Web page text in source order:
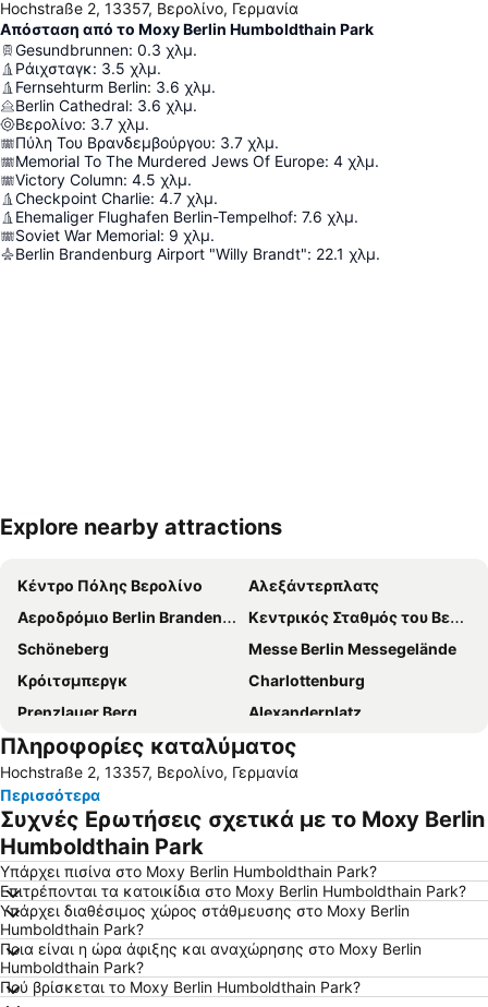
Hochstraße 2, 13357, Βερολίνο, Γερμανία
Απόσταση από το Moxy Berlin Humboldthain Park
Gesundbrunnen: 0.3 χλμ.
Ράιχσταγκ: 3.5 χλμ.
Fernsehturm Berlin: 3.6 χλμ.
Berlin Cathedral: 3.6 χλμ.
Βερολίνο: 3.7 χλμ.
Πύλη Του Βρανδεμβούργου: 3.7 χλμ.
Memorial To The Murdered Jews Of Europe: 4 χλμ.
Victory Column: 4.5 χλμ.
Checkpoint Charlie: 4.7 χλμ.
Ehemaliger Flughafen Berlin-Tempelhof: 7.6 χλμ.
Soviet War Memorial: 9 χλμ.
Berlin Brandenburg Airport "Willy Brandt": 22.1 χλμ.
Ανάπτυξη χάρτη
Explore nearby attractions
Κέντρο Πόλης Βερολίνο
Αλεξάντερπλατς
Αεροδρόμιο Berlin Brandenburg
Κεντρικός Σταθμός του Βερολίνου
Schöneberg
Messe Berlin Messegelände
Κρόιτσμπεργκ
Charlottenburg
Prenzlauer Berg
Alexanderplatz
Neukölln
Uber Arena
ILA - International Aerospace Exhibition Berlin-Brandenburg
Zωολογικός Κήπος- Eνυδρείο του Βερολίνου
Friedrichshain
Lichtenberg
ITB - Berlin
Κουρφούρστενταμ
Ολυμπιακό στάδιο του Βερολίνου
Alexanderplatz Metro Station
Η Πλατεία Πότσνταμ
ΚαΝτεΒε
Hauptbahnhof Metro Station
Friedrichshain-Kreuzberg
Το Ανάκτορο Σαρλότενμπουργκ
Πληροφορίες καταλύματος
Hochstraße 2, 13357, Βερολίνο, Γερμανία
Περισσότερα
Συχνές Ερωτήσεις σχετικά με το Moxy Berlin
Humboldthain Park
Υπάρχει πισίνα στο Moxy Berlin Humboldthain Park?
Επιτρέπονται τα κατοικίδια στο Moxy Berlin Humboldthain Park?
Υπάρχει διαθέσιμος χώρος στάθμευσης στο Moxy Berlin
Humboldthain Park?
Ποια είναι η ώρα άφιξης και αναχώρησης στο Moxy Berlin
Humboldthain Park?
Πού βρίσκεται το Moxy Berlin Humboldthain Park?